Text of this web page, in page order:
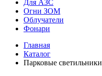
Для АЗС
Огни ЗОМ
Облучатели
Фонари
Главная
Каталог
Парковые светильники